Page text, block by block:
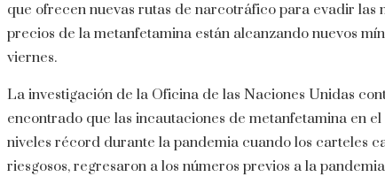
que ofrecen nuevas rutas de narcotráfico para evadir las
precios de la metanfetamina están alcanzando nuevos
viernes.
La investigación de la Oficina de las Naciones Unidas
encontrado que las incautaciones de metanfetamina en
niveles récord durante la pandemia cuando los carteles
riesgosos, regresaron a los números previos a la